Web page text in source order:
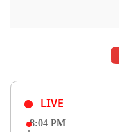
LIVE
8:04 PM